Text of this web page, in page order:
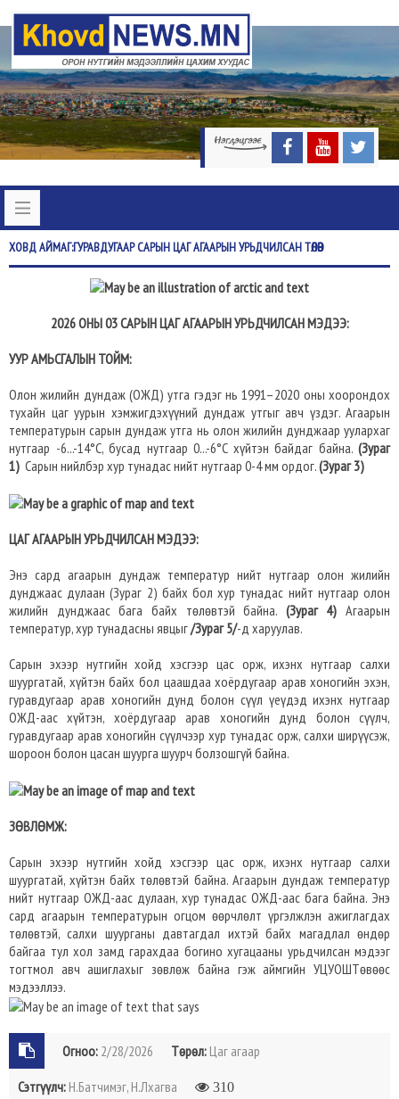
ХОВДАЙМАГ:ГУРАВДУГААР САРЫН ЦАГ АГААРЫН УРЬДЧИЛСАН ТӨЛӨВ
2026 ОНЫ 03 САРЫН ЦАГ АГААРЫН УРЬДЧИЛСАН МЭДЭЭ:
УУР АМЬСГАЛЫН ТОЙМ:
Олон жилийн дундаж (ОЖД) утга гэдэг нь 1991–2020 оны хоорондох
тухайн цаг уурын хэмжигдэхүүний дундаж утгыг авч үздэг. Агаарын
температурын сарын дундаж утга нь олон жилийн дунджаар уулархаг
нутгаар -6...-14°C, бусад нутгаар 0...-6°C хүйтэн байдаг байна. (Зурaг
1) Сарын нийлбэр хур тунадас нийт нутгаар 0-4 мм ордог.(Зурaг 3)
ЦАГ АГААРЫН УРЬДЧИЛСАН МЭДЭЭ:
Энэ сард агаарын дундаж температур нийт нутгаар олон жилийн
дунджаас дулаан (Зураг 2) байх бол хур тунадас нийт нутгаар олон
жилийн дунджаас бага байх төлөвтэй байна. (Зураг 4) Агаарын
температур, хур тунадасны явцыг/Зураг 5/-д харуулав.
Сарын эхээр нутгийн хойд хэсгээр цас орж, ихэнх нутгаар салхи
шуургатай, хүйтэн байх бол цаашдаа хоёрдугаар арав хоногийн эхэн,
гуравдугаар арав хоногийн дунд болон сүүл үеүдэд ихэнх нутгаар
ОЖД-аас хүйтэн, хоёрдугаар арав хоногийн дунд болон сүүлч,
гуравдугаар арав хоногийн сүүлчээр хур тунадас орж, салхи ширүүсэж,
шороон болон цасан шуурга шуурч болзошгүй байна.
ЗӨВЛӨМЖ:
Сарын эхээр нутгийн хойд хэсгээр цас орж, ихэнх нутгаар салхи
шуургатай, хүйтэн байх төлөвтэй байна. Агаарын дундаж температур
нийт нутгаар ОЖД-аас дулаан, хур тунадас ОЖД-аас бага байна. Энэ
сард агаарын температурын огцом өөрчлөлт үргэлжлэн ажиглагдах
төлөвтэй, салхи шуурганы давтагдал ихтэй байх магадлал өндөр
байгаа тул хол замд гарахдаа богино хугацааны урьдчилсан мэдээг
тогтмол авч ашиглахыг зөвлөж байна гэж аймгийн УЦУОШТөвөөс
мэдээллээ.
Огноо: 2/28/2026 Төрөл: Цаг агаар
Сэтгүүлч: Н.Батчимэг, Н.Лхагва 310